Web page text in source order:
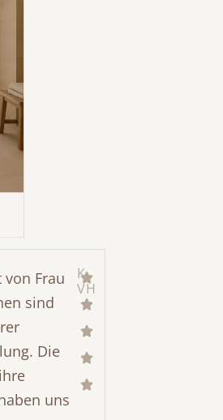
Frau
sind
Die
uns
K
VH